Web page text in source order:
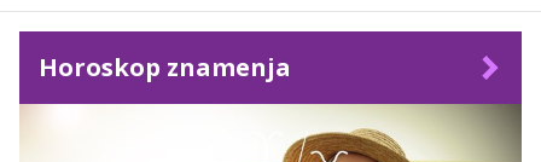
Horoskop znamenja